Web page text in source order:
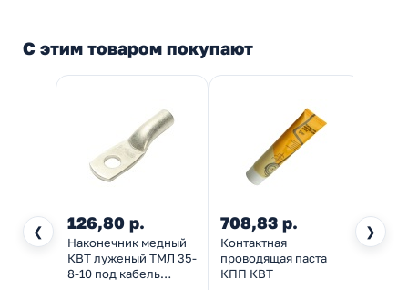
С этим товаром покупают
❮ ❯
126,80 р.
Наконечник медный
КВТ луженый ТМЛ 35-
8-10 под кабель
708,83 р.
Контактная
проводящая паста
КПП КВТ